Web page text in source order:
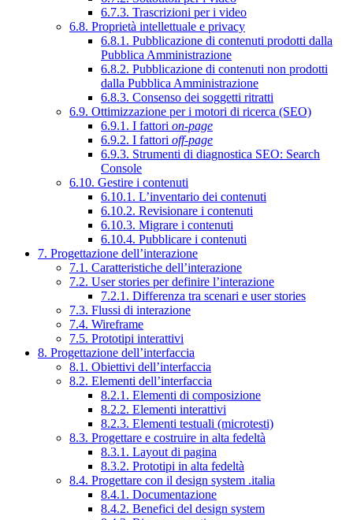
6.7.3. Trascrizioni per i video
6.8. Proprietà intellettuale e privacy
6.8.1. Pubblicazione di contenuti prodotti dalla
Pubblica Amministrazione
6.8.2. Pubblicazione di contenuti non prodotti
dalla Pubblica Amministrazione
6.8.3. Consenso dei soggetti ritratti
6.9. Ottimizzazione per i motori di ricerca (SEO)
6.9.1. I fattori on-page
6.9.2. I fattori off-page
6.9.3. Strumenti di diagnostica SEO: Search
Console
6.10. Gestire i contenuti
6.10.1. L’inventario dei contenuti
6.10.2. Revisionare i contenuti
6.10.3. Migrare i contenuti
6.10.4. Pubblicare i contenuti
7. Progettazione dell’interazione
7.1. Caratteristiche dell’interazione
7.2. User stories per definire l’interazione
7.2.1. Differenza tra scenari e user stories
7.3. Flussi di interazione
7.4. Wireframe
7.5. Prototipi interattivi
8. Progettazione dell’interfaccia
8.1. Obiettivi dell’interfaccia
8.2. Elementi dell’interfaccia
8.2.1. Elementi di composizione
8.2.2. Elementi interattivi
8.2.3. Elementi testuali (microtesti)
8.3. Progettare e costruire in alta fedeltà
8.3.1. Layout di pagina
8.3.2. Prototipi in alta fedeltà
8.4. Progettare con il design system .italia
8.4.1. Documentazione
8.4.2. Benefici del design system